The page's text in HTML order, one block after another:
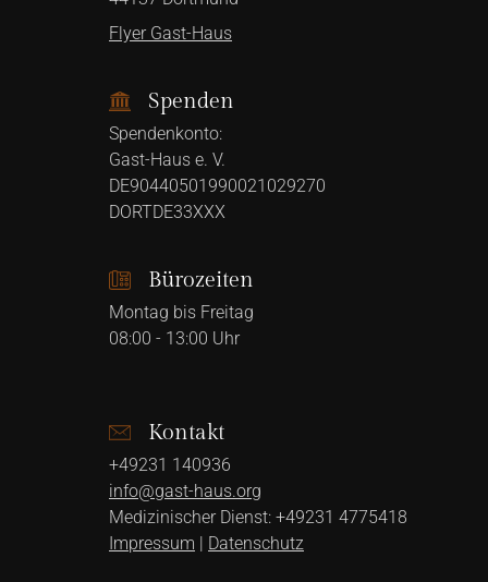
Flyer Gast-Haus
Spenden
Spendenkonto:
Gast-Haus e. V.
DE90440501990021029270
DORTDE33XXX
Bürozeiten
Montag bis Freitag
08:00 - 13:00 Uhr
Kontakt
+49231 140936
info@gast-haus.org
Medizinischer Dienst: +49231 4775418
Impressum | Datenschutz